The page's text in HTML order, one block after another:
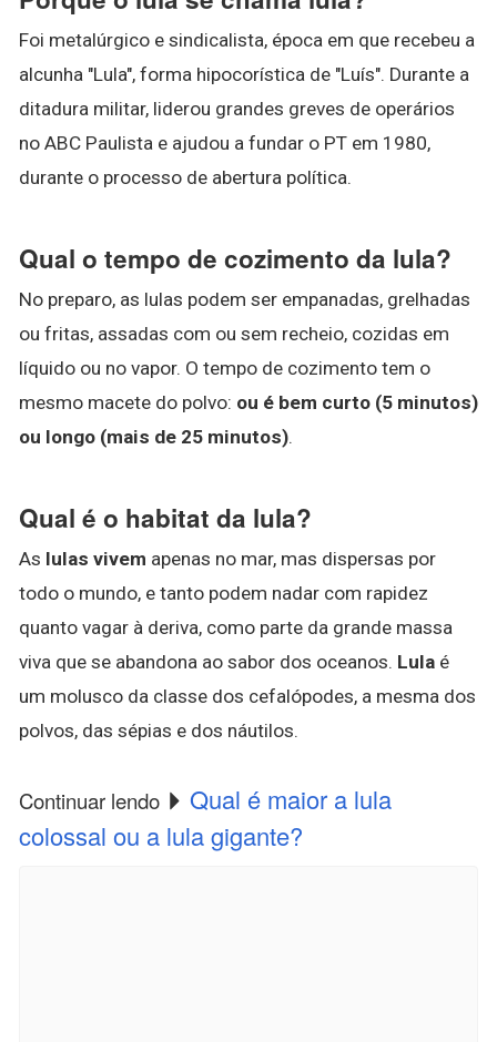
Foi metalúrgico e sindicalista, época em que recebeu a
alcunha "Lula", forma hipocorística de "Luís". Durante a
ditadura militar, liderou grandes greves de operários
no ABC Paulista e ajudou a fundar o PT em 1980,
durante o processo de abertura política.
Qual o tempo de cozimento da lula?
No preparo, as lulas podem ser empanadas, grelhadas
ou fritas, assadas com ou sem recheio, cozidas em
líquido ou no vapor. O tempo de cozimento tem o
mesmo macete do polvo: ou é bem curto (5 minutos)
ou longo (mais de 25 minutos).
Qual é o habitat da lula?
As lulas vivem apenas no mar, mas dispersas por
todo o mundo, e tanto podem nadar com rapidez
quanto vagar à deriva, como parte da grande massa
viva que se abandona ao sabor dos oceanos. Lula é
um molusco da classe dos cefalópodes, a mesma dos
polvos, das sépias e dos náutilos.
Continuar lendo
Qual é maior a lula
colossal ou a lula gigante?